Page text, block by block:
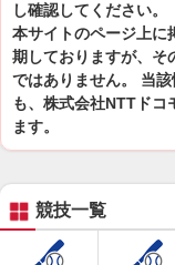
し確認してください。
本サイトのページ上に
期しておりますが、そ
ではありません。 当
も、株式会社NTTドコ
ます。
競技一覧